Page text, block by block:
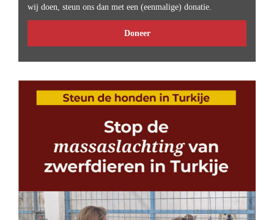
wij doen, steun ons dan met een (eenmalige) donatie.
Doneer